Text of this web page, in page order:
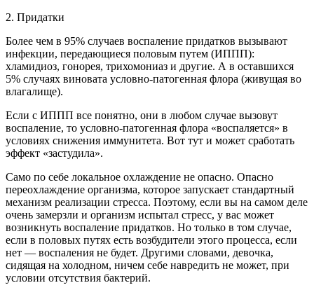
2. Придатки
Более чем в 95% случаев воспаление придатков вызывают
инфекции, передающиеся половым путем (ИППП):
хламидиоз, гонорея, трихомониаз и другие. А в оставшихся
5% случаях виновата условно-патогенная флора (живущая во
влагалище).
Если с ИППП все понятно, они в любом случае вызовут
воспаление, то условно-патогенная флора «воспаляется» в
условиях снижения иммунитета. Вот тут и может сработать
эффект «застудила».
Само по себе локальное охлаждение не опасно. Опасно
переохлаждение организма, которое запускает стандартный
механизм реализации стресса. Поэтому, если вы на самом деле
очень замерзли и организм испытал стресс, у вас может
возникнуть воспаление придатков. Но только в том случае,
если в половых путях есть возбудители этого процесса, если
нет — воспаления не будет. Другими словами, девочка,
сидящая на холодном, ничем себе навредить не может, при
условии отсутствия бактерий.